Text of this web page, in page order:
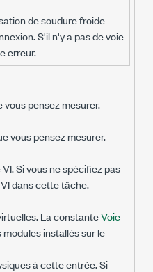
de soudure froide
S'il n'y a pas de voie
erreur.
vous pensez mesurer.
vous pensez mesurer.
Si vous ne spécifiez pas
dans cette tâche.
La constanteVoie
installés sur le
à cette entrée. Si